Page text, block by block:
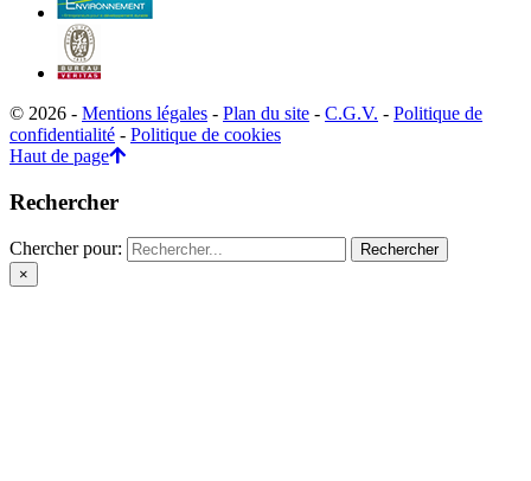
© 2026 - Mentions légales - Plan du site - C.G.V. - Politique de
confidentialité - Politique de cookies
Haut de page
Rechercher
Chercher pour:
×